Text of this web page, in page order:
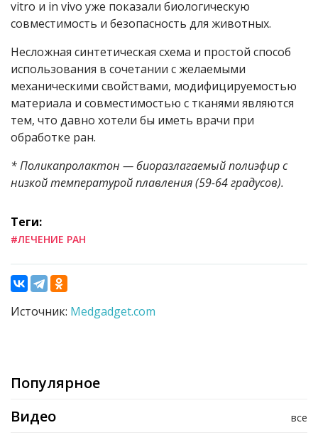
vitro и in vivo уже показали биологическую
совместимость и безопасность для животных.
Несложная синтетическая схема и простой способ
использования в сочетании с желаемыми
механическими свойствами, модифицируемостью
материала и совместимостью с тканями являются
тем, что давно хотели бы иметь врачи при
обработке ран.
* Поликапролактон — биоразлагаемый полиэфир с
низкой температурой плавления (59-64 градусов).
Теги:
#ЛЕЧЕНИЕ РАН
Источник: Medgadget.com
Популярное
все
Видео